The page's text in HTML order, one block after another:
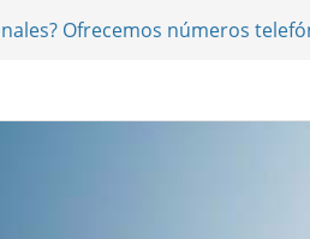
Ofrecemos números